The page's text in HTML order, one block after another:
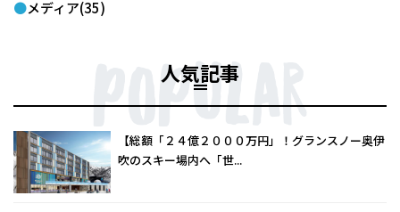
メディア(35)
人気記事
【総額「２４億２０００万円」！グランスノー奥伊
吹のスキー場内へ「世...